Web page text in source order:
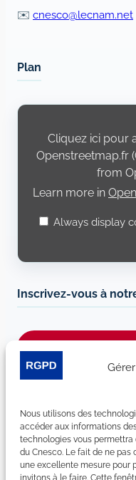
Nous utilisons des
accéder aux informations
technologies vous permettra
du Cnesco. Le fait de ne
une excellente mesure pour
invitons à le faire. Cette
✉️ cnesco@lecnam.net
Plan
Display
Openstreetmap.fr
Cliquez ici pour
Openstreetmap.fr
from
Learn more in
Always display
Inscrivez-vous à
LinkedIn
YouTube
Facebook
Bluesky